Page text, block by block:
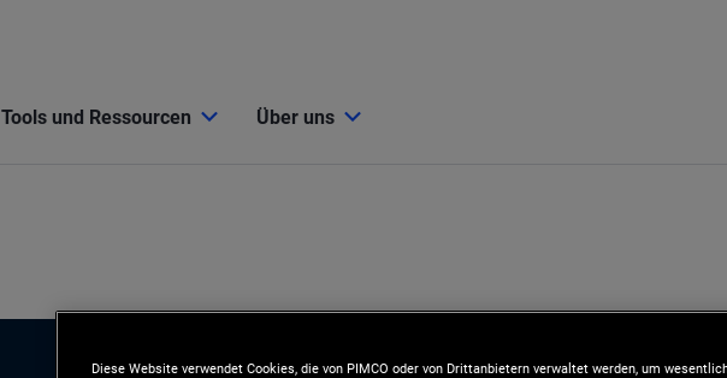
Tools und Ressourcen Über uns
Diese Website verwendet Cookies, die von PIMCO oder von Drittanbietern verwaltet werden, um